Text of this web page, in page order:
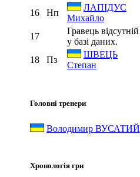
16
Нп
ЛАПІДУС
Михайло
17
Гравець відсутній
у базі даних.
18
Пз
ШВЕЦЬ
Степан
Головні тренери
Володимир ВУСАТИЙ
Хронологія гри